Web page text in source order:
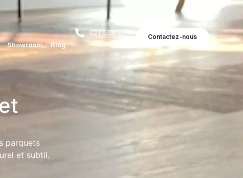
Showroom Blog
021 558 80 40
Contactez-nous
parquets
et subtil.